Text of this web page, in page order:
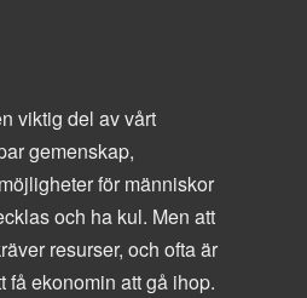
viktig del av vårt
gemenskap,
för människor
och ha kul. Men att
resurser, och ofta är
få ekonomin att gå ihop.